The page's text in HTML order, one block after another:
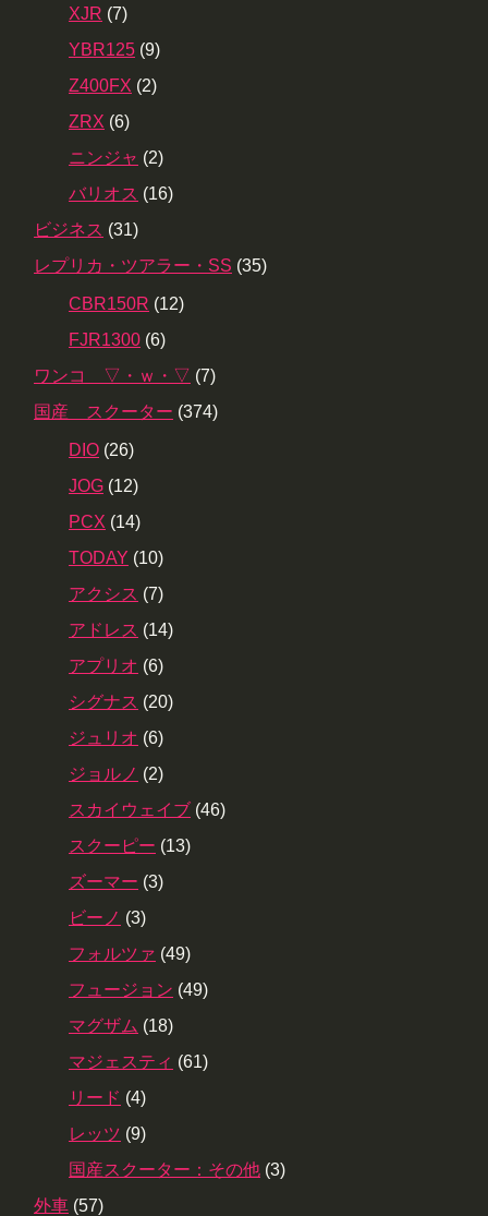
XJR (7)
YBR125 (9)
Z400FX (2)
ZRX (6)
ニンジャ (2)
バリオス (16)
ビジネス (31)
レプリカ・ツアラー・SS (35)
CBR150R (12)
FJR1300 (6)
ワンコ ▽・ｗ・▽ (7)
国産 スクーター (374)
DIO (26)
JOG (12)
PCX (14)
TODAY (10)
アクシス (7)
アドレス (14)
アプリオ (6)
シグナス (20)
ジュリオ (6)
ジョルノ (2)
スカイウェイブ (46)
スクーピー (13)
ズーマー (3)
ビーノ (3)
フォルツァ (49)
フュージョン (49)
マグザム (18)
マジェスティ (61)
リード (4)
レッツ (9)
国産スクーター：その他 (3)
外車 (57)